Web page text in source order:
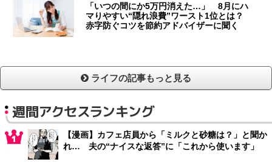
「いつの間にか5万円消えた…」 8月にハ
マりやすい“隠れ浪費”ワースト1位とは？
赤字防ぐコツを節約アドバイザーに聞く
ライフの記事もっと見る
週間アクセスランキング
【漫画】カフェ店員から「ミルクと砂糖は？」と聞か
れ… 夫の“ナイスな返答”に「これから使います」